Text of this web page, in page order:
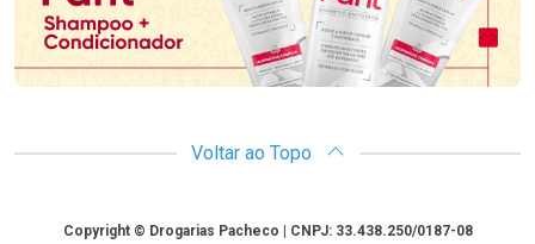
Voltar ao Topo
CopyrightCopyright © Drogarias Pacheco | CNPJ: 33.438.250/0187-08